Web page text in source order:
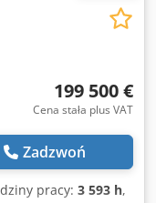
199 500 €
Cena stała plus VAT
Zadzwoń
pracy: 3 593 h,